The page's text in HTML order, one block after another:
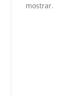
mostrar.